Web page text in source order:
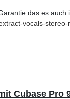
das es
vocals-stereo-
Cubase Pro